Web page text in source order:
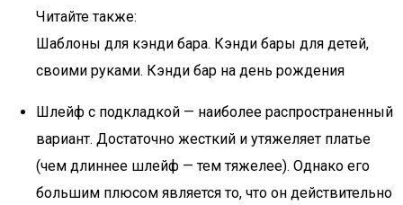
Читайте также:
Шаблоны для кэнди бара. Кэнди бары для детей,
своими руками. Кэнди бар на день рождения
Шлейф с подкладкой — наиболее распространенный
вариант. Достаточно жесткий и утяжеляет платье
(чем длиннее шлейф — тем тяжелее). Однако его
большим плюсом является то, что он действительно